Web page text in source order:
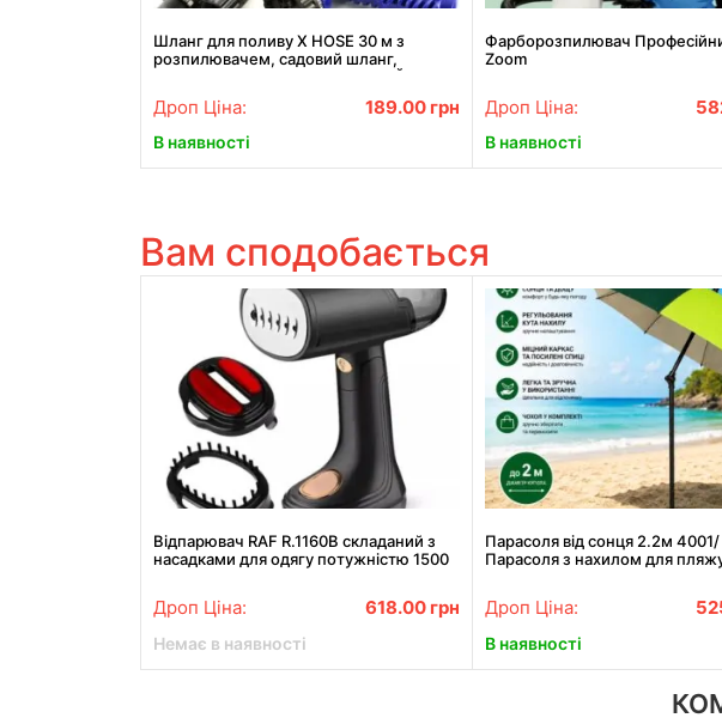
Шланг для поливу X HOSE 30 м з
розпилювачем, садовий шланг,
поливний шланг для саду СИНІЙ
Дроп Ціна: 189.00 грн
В наявності
Фарборозпилювач
Zoom
Дроп Ціна:
В наявності
Вам сподобається
Відпарювач RAF R.1160B складаний з
насадками для одягу потужністю 1500
Дроп Ціна: 618.00 грн
Немає в наявності
Парасоля від сонця 2.2м 4001/
Парасоля з нахилом для
Дроп Ціна:
В наявності